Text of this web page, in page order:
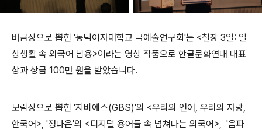
버금상으로 뽑힌 '동덕여자대학교 극예술연구회'는 <철장 3일: 일
상생활 속 외국어 남용>이라는 영상 작품으로 한글문화연대 대표
상과 상금 100만 원을 받았습니다.
보람상으로 뽑힌 '지비에스(GBS)'의 <우리의 언어, 우리의 자랑,
한국어>, '정다은'의 <디지털 용어들 속 넘쳐나는 외국어>, '음파